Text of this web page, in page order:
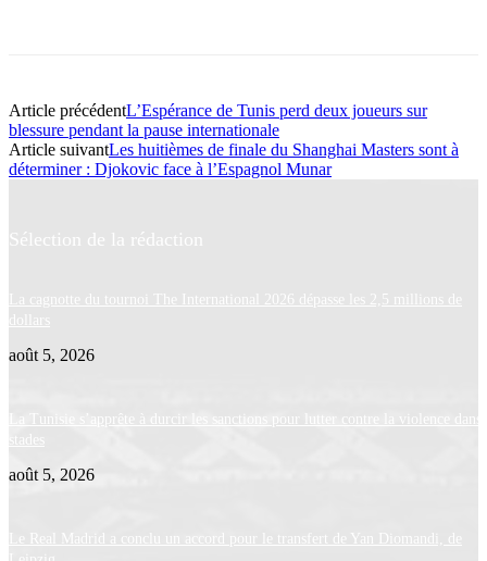
Article précédentL’Espérance de Tunis perd deux joueurs sur
blessure pendant la pause internationale
Article suivantLes huitièmes de finale du Shanghai Masters sont à
déterminer : Djokovic face à l’Espagnol Munar
Sélection de la rédaction
La cagnotte du tournoi The International 2026 dépasse les 2,5 millions de
dollars
août 5, 2026
La Tunisie s’apprête à durcir les sanctions pour lutter contre la violence dans
stades
août 5, 2026
Le Real Madrid a conclu un accord pour le transfert de Yan Diomandi, de